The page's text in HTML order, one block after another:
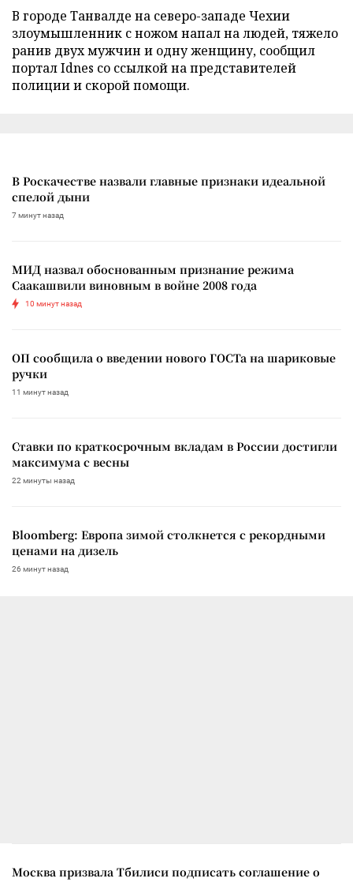
В городе Танвалде на северо-западе Чехии
злоумышленник с ножом напал на людей, тяжело
ранив двух мужчин и одну женщину, сообщил
портал Idnes со ссылкой на представителей
полиции и скорой помощи.
В Роскачестве назвали главные признаки идеальной
спелой дыни
7 минут назад
МИД назвал обоснованным признание режима
Саакашвили виновным в войне 2008 года
10 минут назад
ОП сообщила о введении нового ГОСТа на шариковые
ручки
11 минут назад
Ставки по краткосрочным вкладам в России достигли
максимума с весны
22 минуты назад
Bloomberg: Европа зимой столкнется с рекордными
ценами на дизель
26 минут назад
Москва призвала Тбилиси подписать соглашение о